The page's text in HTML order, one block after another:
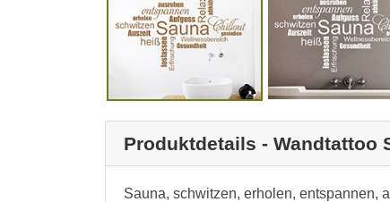
Produktdetails - Wandtattoo
Sauna, schwitzen, erholen, entspannen,